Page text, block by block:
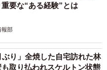
要な“ある経験”とは
報部
ぶり」全焼した自宅訪れた林
取り払われスケルトン状態